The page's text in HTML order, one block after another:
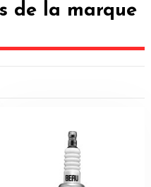
de la marque